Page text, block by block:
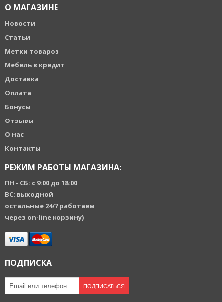
О МАГАЗИНЕ
Новости
Статьи
Метки товаров
Мебель в кредит
Доставка
Оплата
Бонусы
Отзывы
О нас
Контакты
РЕЖИМ РАБОТЫ МАГАЗИНА:
ПН - СБ: с 9:00 до 18:00
ВС: выходной
остальные 24/7 работаем
через on-line корзину)
ПОДПИСКА
ПОДПИСАТЬСЯ